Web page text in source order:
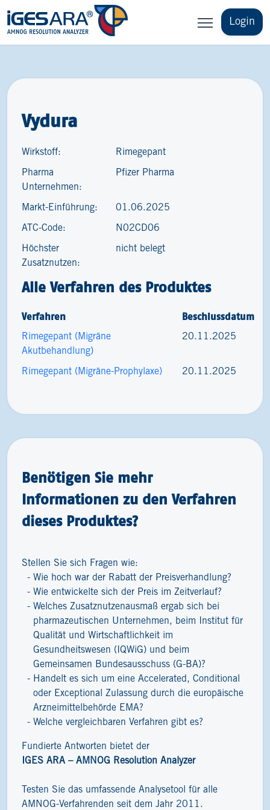
Login
Vydura
Wirkstoff: Rimegepant
Pharma
Unternehmen:
Pfizer Pharma
Markt-Einführung: 01.06.2025
ATC-Code: N02CD06
Höchster
Zusatznutzen:
nicht belegt
Alle Verfahren des Produktes
Verfahren Beschlussdatum
Rimegepant (Migräne
Akutbehandlung)
20.11.2025
Rimegepant (Migräne-Prophylaxe) 20.11.2025
Benötigen Sie mehr
Informationen zu den Verfahren
dieses Produktes?
Stellen Sie sich Fragen wie:
Wie hoch war der Rabatt der Preisverhandlung?
Wie entwickelte sich der Preis im Zeitverlauf?
Welches Zusatznutzenausmaß ergab sich bei
pharmazeutischen Unternehmen, beim Institut für
Qualität und Wirtschaftlichkeit im
Gesundheitswesen (IQWiG) und beim
Gemeinsamen Bundesausschuss (G-BA)?
Handelt es sich um eine Accelerated, Conditional
oder Exceptional Zulassung durch die europäische
Arzneimittelbehörde EMA?
Welche vergleichbaren Verfahren gibt es?
Fundierte Antworten bietet der
IGES ARA – AMNOG Resolution Analyzer
Testen Sie das umfassende Analysetool für alle
AMNOG-Verfahrenden seit dem Jahr 2011.